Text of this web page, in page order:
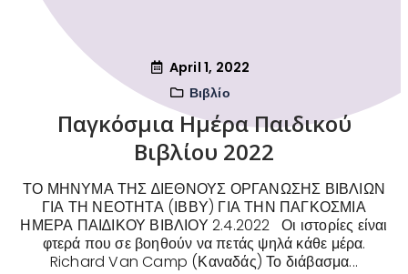
April 1, 2022
Βιβλίο
Παγκόσμια Ημέρα Παιδικού
Βιβλίου 2022
ΤΟ ΜΗΝΥΜΑ ΤΗΣ ∆ΙΕΘΝΟΥΣ ΟΡΓΑΝΩΣΗΣ ΒΙΒΛΙΩΝ
ΓΙΑ ΤΗ ΝΕΟΤΗΤΑ (ΙΒΒΥ) ΓΙΑ ΤΗΝ ΠΑΓΚΟΣΜΙΑ
ΗΜΕΡΑ ΠΑΙ∆ΙΚΟΥ ΒΙΒΛΙΟΥ 2.4.2022 Οι ιστορίες είναι
φτερά που σε βοηθούν να πετάς ψηλά κάθε μέρα.
Richard Van Camp (Καναδάς) Το διάβασμα...